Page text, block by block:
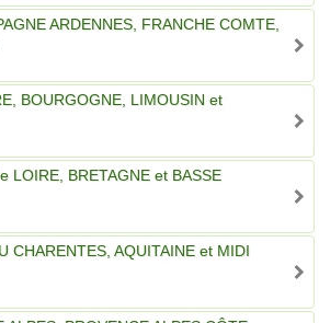
ARDENNES, FRANCHE COMTE,
BOURGOGNE, LIMOUSIN et
LOIRE, BRETAGNE et BASSE
CHARENTES, AQUITAINE et MIDI